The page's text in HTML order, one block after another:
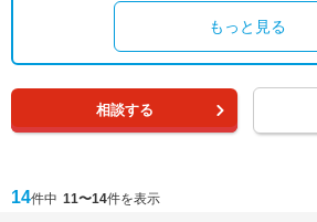
もっと見る
相談する
14件中 11〜14件を表示